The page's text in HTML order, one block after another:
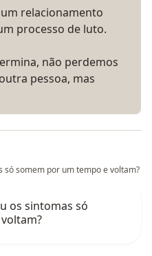
relacionamento
processo de luto.
não perdemos
pessoa, mas
só somem por um tempo e voltam?
os sintomas só